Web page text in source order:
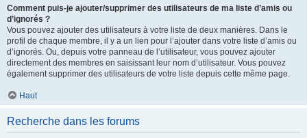
Comment puis-je ajouter/supprimer des utilisateurs de ma liste d’amis ou
d’ignorés ?
Vous pouvez ajouter des utilisateurs à votre liste de deux manières. Dans le
profil de chaque membre, il y a un lien pour l’ajouter dans votre liste d’amis ou
d’ignorés. Ou, depuis votre panneau de l’utilisateur, vous pouvez ajouter
directement des membres en saisissant leur nom d’utilisateur. Vous pouvez
également supprimer des utilisateurs de votre liste depuis cette même page.
Haut
Recherche dans les forums